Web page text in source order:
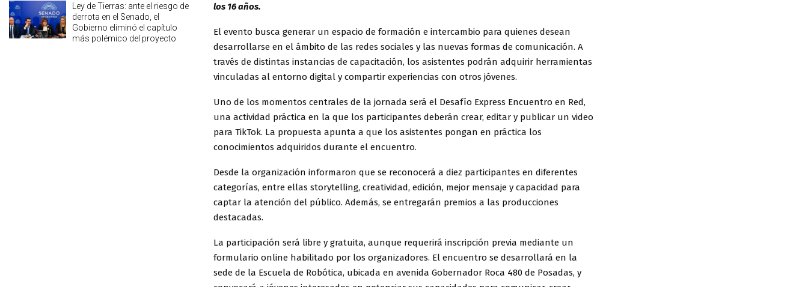
los 16 años.
El evento busca generar un espacio de formación e intercambio para quienes desean
desarrollarse en el ámbito de las redes sociales y las nuevas formas de comunicación. A
través de distintas instancias de capacitación, los asistentes podrán adquirir herramientas
vinculadas al entorno digital y compartir experiencias con otros jóvenes.
Uno de los momentos centrales de la jornada será el Desafío Express Encuentro en Red,
una actividad práctica en la que los participantes deberán crear, editar y publicar un video
para TikTok. La propuesta apunta a que los asistentes pongan en práctica los
conocimientos adquiridos durante el encuentro.
Desde la organización informaron que se reconocerá a diez participantes en diferentes
categorías, entre ellas storytelling, creatividad, edición, mejor mensaje y capacidad para
captar la atención del público. Además, se entregarán premios a las producciones
destacadas.
La participación será libre y gratuita, aunque requerirá inscripción previa mediante un
formulario online habilitado por los organizadores. El encuentro se desarrollará en la
sede de la Escuela de Robótica, ubicada en avenida Gobernador Roca 480 de Posadas, y
Ley de Tierras: ante el riesgo de
derrota en el Senado, el
Gobierno eliminó el capítulo
más polémico del proyecto